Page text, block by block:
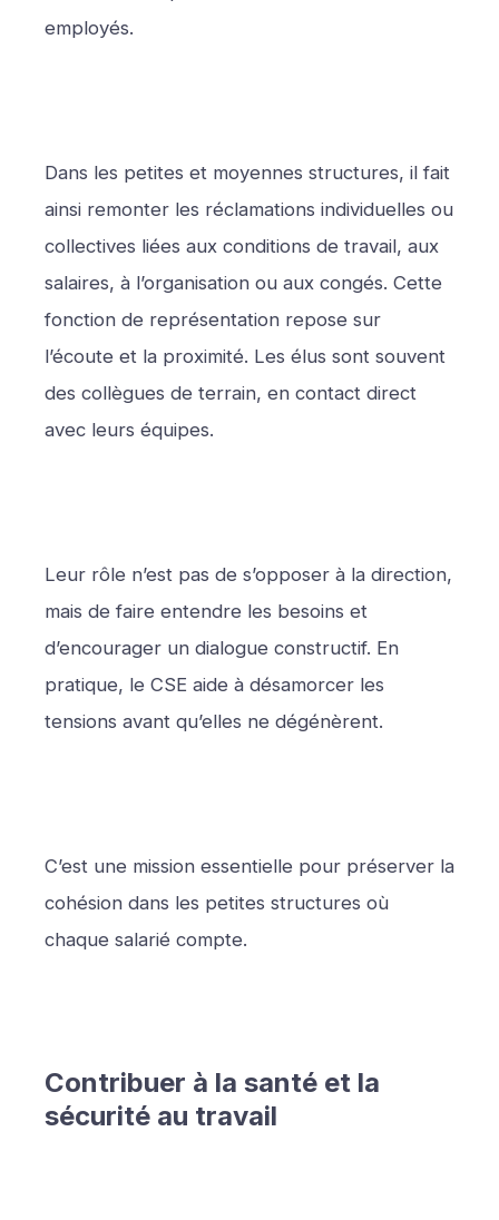
employés.
Dans les petites et moyennes structures, il fait
ainsi remonter les réclamations individuelles ou
collectives liées aux conditions de travail, aux
salaires, à l’organisation ou aux congés. Cette
fonction de représentation repose sur
l’écoute et la proximité. Les élus sont souvent
des collègues de terrain, en contact direct
avec leurs équipes.
Leur rôle n’est pas de s’opposer à la direction,
mais de faire entendre les besoins et
d’encourager un dialogue constructif. En
pratique, le CSE aide à désamorcer les
tensions avant qu’elles ne dégénèrent.
C’est une mission essentielle pour préserver la
cohésion dans les petites structures où
chaque salarié compte.
Contribuer à la santé et la
sécurité au travail